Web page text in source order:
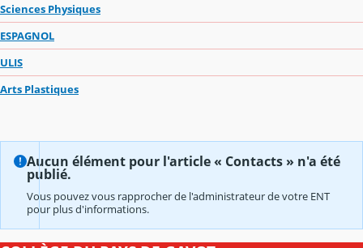
Sciences Physiques
ESPAGNOL
ULIS
Arts Plastiques
Aucun élément pour l'article « Contacts » n'a été
publié.
Vous pouvez vous rapprocher de l'administrateur de votre ENT
pour plus d'informations.